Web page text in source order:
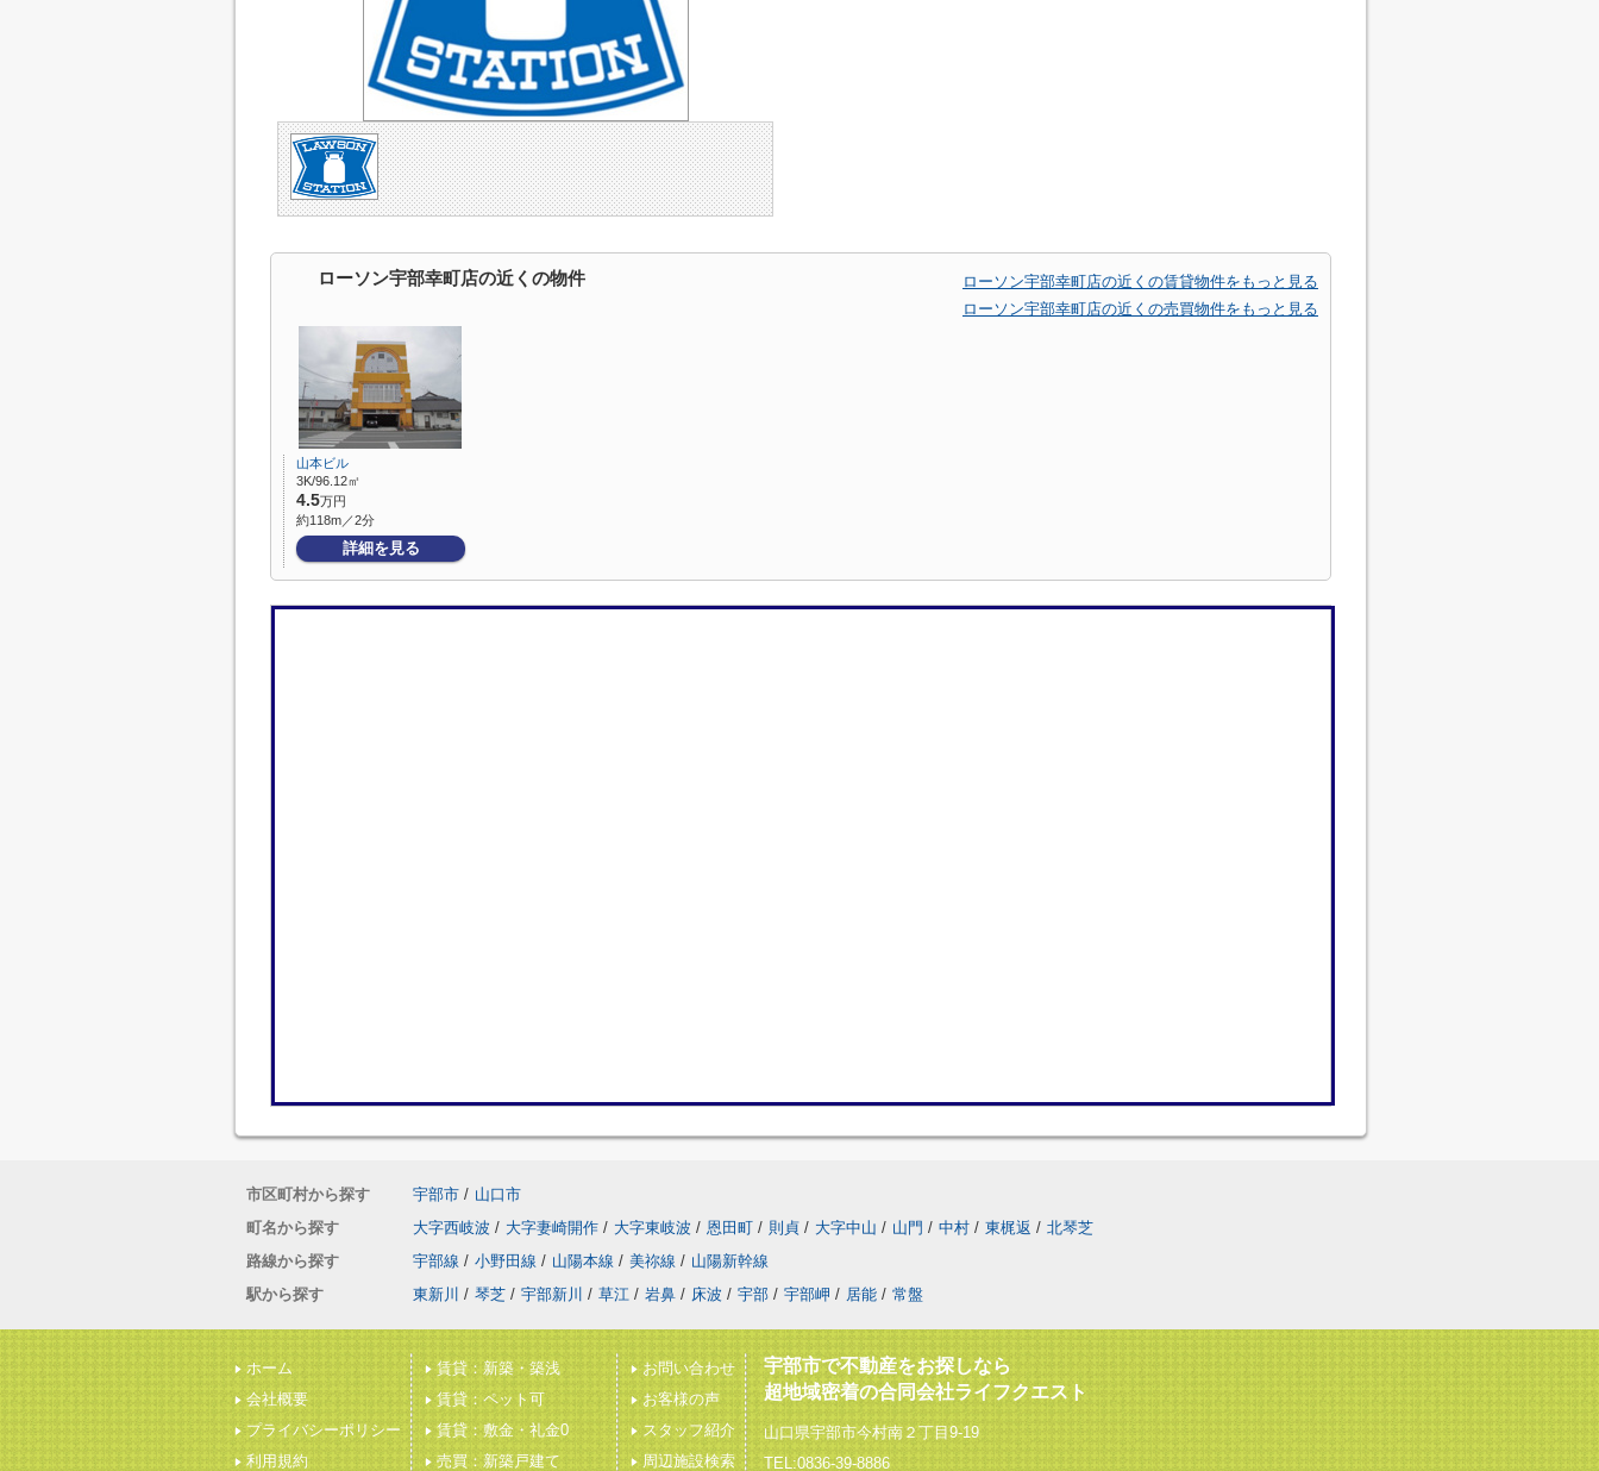
ローソン宇部幸町店の近くの物件
ローソン宇部幸町店の近くの賃貸物件をもっと見る
ローソン宇部幸町店の近くの売買物件をもっと見る
山本ビル
3K/96.12㎡
4.5万円
約118m／2分
詳細を見る
市区町村から探す 宇部市 / 山口市
町名から探す
大字西岐波 / 大字妻崎開作 / 大字東岐波 / 恩田町 / 則貞 / 大字中山 / 山門 / 中村 / 東梶返 / 北琴芝
路線から探す
宇部線 / 小野田線 / 山陽本線 / 美祢線 / 山陽新幹線
駅から探す
東新川 / 琴芝 / 宇部新川 / 草江 / 岩鼻 / 床波 / 宇部 / 宇部岬 / 居能 / 常盤
ホーム
会社概要
プライバシーポリシー
利用規約
賃貸：新築・築浅
賃貸：ペット可
賃貸：敷金・礼金0
売買：新築戸建て
お問い合わせ
お客様の声
スタッフ紹介
周辺施設検索
宇部市で不動産をお探しなら
超地域密着の合同会社ライフクエスト
山口県宇部市今村南２丁目9-19
TEL:0836-39-8886